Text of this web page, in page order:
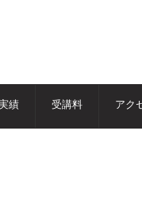
績 受講料 アク